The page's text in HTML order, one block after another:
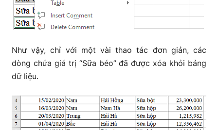
Như vậy, chỉ với một vài thao tác đơn giản, các
dòng chứa giá trị “Sữa béo” đã được xóa khỏi bảng
dữ liệu.